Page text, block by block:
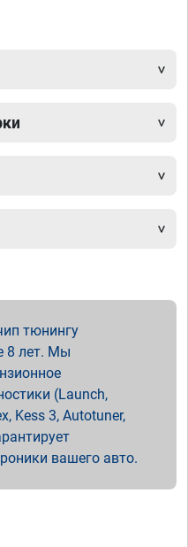
тюнингу
8 лет. Мы
(Launch,
Kess 3, Autotuner,
вашего авто.